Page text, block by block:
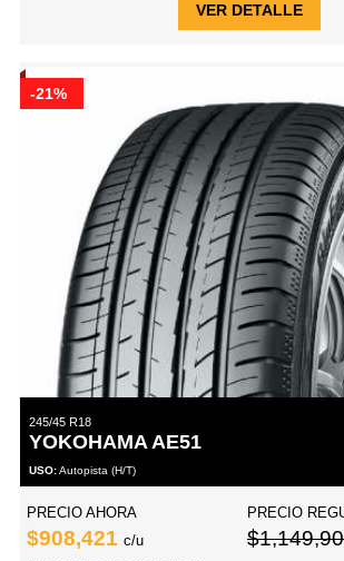
VER DETALLE
-21%
245/45 R18
YOKOHAMA AE51
USO:Autopista (H/T)
PRECIO AHORA
$908,421 c/u
PRECIO